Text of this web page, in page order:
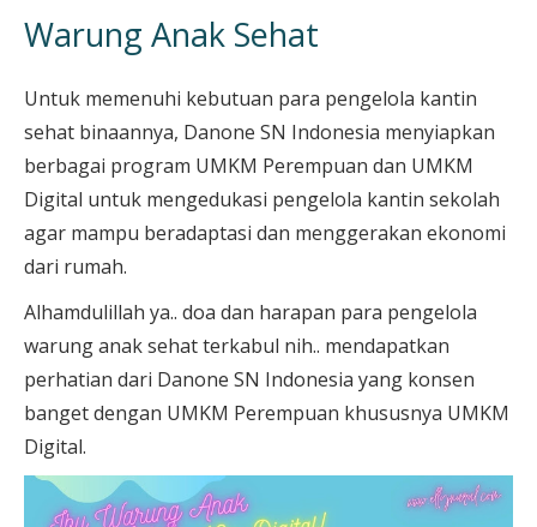
Warung Anak Sehat
Untuk memenuhi kebutuan para pengelola kantin
sehat binaannya, Danone SN Indonesia menyiapkan
berbagai program UMKM Perempuan dan UMKM
Digital untuk mengedukasi pengelola kantin sekolah
agar mampu beradaptasi dan menggerakan ekonomi
dari rumah.
Alhamdulillah ya.. doa dan harapan para pengelola
warung anak sehat terkabul nih.. mendapatkan
perhatian dari Danone SN Indonesia yang konsen
banget dengan UMKM Perempuan khususnya UMKM
Digital.